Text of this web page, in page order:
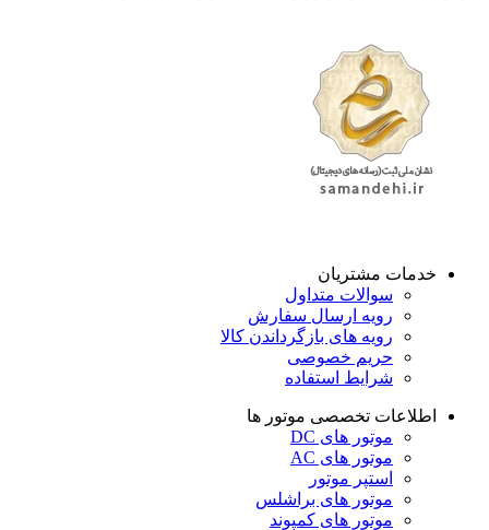
خدمات مشتریان
سوالات متداول
رویه ارسال سفارش
رویه های بازگرداندن کالا
حریم خصوصی
شرایط استفاده
اطلاعات تخصصی موتور ها
موتور های DC
موتور های AC
استپر موتور
موتور های براشلس
موتور های کمپوند